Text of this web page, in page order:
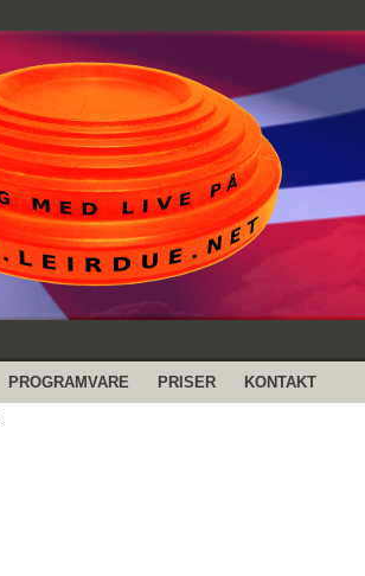
PROGRAMVARE PRISER KONTAKT